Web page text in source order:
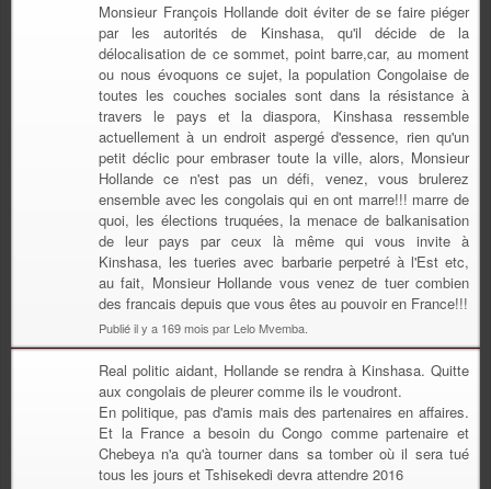
Monsieur François Hollande doit éviter de se faire piéger
par les autorités de Kinshasa, qu'il décide de la
délocalisation de ce sommet, point barre,car, au moment
ou nous évoquons ce sujet, la population Congolaise de
toutes les couches sociales sont dans la résistance à
travers le pays et la diaspora, Kinshasa ressemble
actuellement à un endroit aspergé d'essence, rien qu'un
petit déclic pour embraser toute la ville, alors, Monsieur
Hollande ce n'est pas un défi, venez, vous brulerez
ensemble avec les congolais qui en ont marre!!! marre de
quoi, les élections truquées, la menace de balkanisation
de leur pays par ceux là même qui vous invite à
Kinshasa, les tueries avec barbarie perpetré à l'Est etc,
au fait, Monsieur Hollande vous venez de tuer combien
des francais depuis que vous êtes au pouvoir en France!!!
Publié il y a 169 mois par Lelo Mvemba.
Real politic aidant, Hollande se rendra à Kinshasa. Quitte
aux congolais de pleurer comme ils le voudront.
En politique, pas d'amis mais des partenaires en affaires.
Et la France a besoin du Congo comme partenaire et
Chebeya n'a qu'à tourner dans sa tomber où il sera tué
tous les jours et Tshisekedi devra attendre 2016